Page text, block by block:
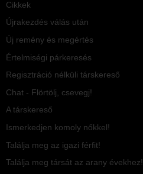
Cikkek
Újrakezdés válás után
Új remény és megértés
Értelmiségi párkeresés
Regisztráció nélküli társkereső
Chat - Flörtölj, csevegj!
A társkereső
Ismerkedjen komoly nőkkel!
Találja meg az igazi férfit!
Találja meg társát az arany évekhez!